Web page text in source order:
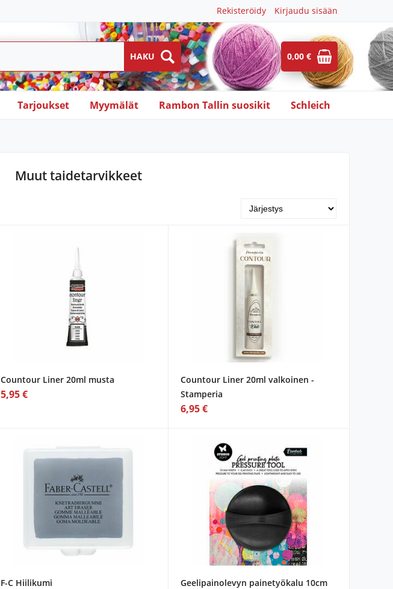
Rekisteröidy Kirjaudu sisään
0,00 €
Tarjoukset Myymälät Rambon Tallin suosikit Schleich
Muut taidetarvikkeet
Countour Liner 20ml musta
5,95 €
Countour Liner 20ml valkoinen -
Stamperia
6,95 €
F-C Hiilikumi Geelipainolevyn painetyökalu 10cm